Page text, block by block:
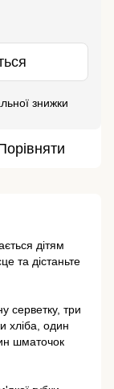
знижки
дітям
та дістаньте
серветку, три
хліба, один
шматочок